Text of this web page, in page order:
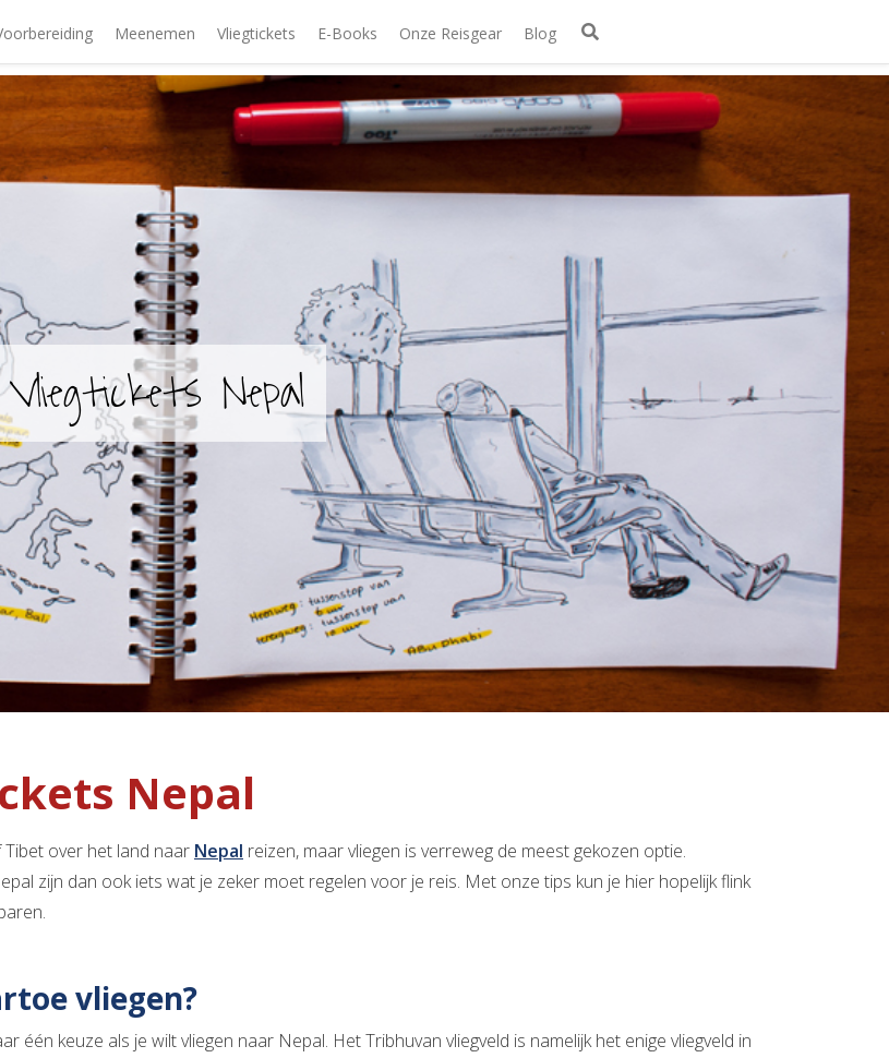
Meenemen Vliegtickets E-Books Onze Reisgear Blog
Vliegtickets Nepal
Nepal
Tibet over het land naar Nepal reizen, maar vliegen is verreweg de meest gekozen optie.
zijn dan ook iets wat je zeker moet regelen voor je reis. Met onze tips kun je hier hopelijk flink
vliegen?
één keuze als je wilt vliegen naar Nepal. Het Tribhuvan vliegveld is namelijk het enige vliegveld in